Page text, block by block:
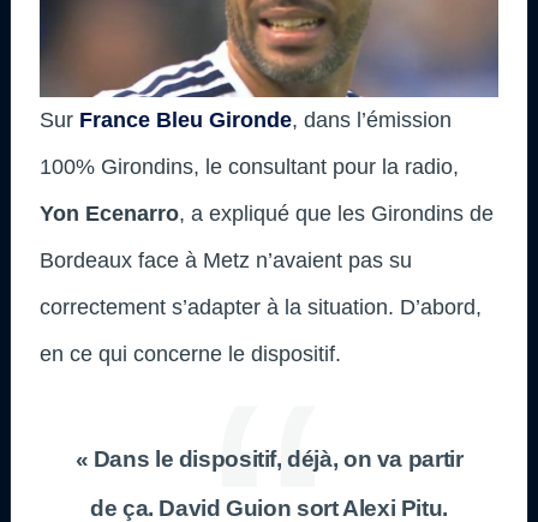
Sur France Bleu Gironde, dans l’émission
100% Girondins, le consultant pour la radio,
Yon Ecenarro, a expliqué que les Girondins de
Bordeaux face à Metz n’avaient pas su
correctement s’adapter à la situation. D’abord,
en ce qui concerne le dispositif.
« Dans le dispositif, déjà, on va partir
de ça. David Guion sort Alexi Pitu.